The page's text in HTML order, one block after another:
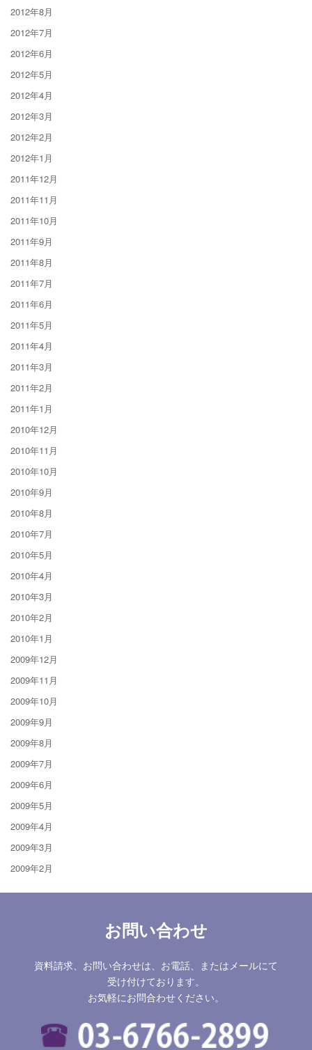
2012年8月
2012年7月
2012年6月
2012年5月
2012年4月
2012年3月
2012年2月
2012年1月
2011年12月
2011年11月
2011年10月
2011年9月
2011年8月
2011年7月
2011年6月
2011年5月
2011年4月
2011年3月
2011年2月
2011年1月
2010年12月
2010年11月
2010年10月
2010年9月
2010年8月
2010年7月
2010年5月
2010年4月
2010年3月
2010年2月
2010年1月
2009年12月
2009年11月
2009年10月
2009年9月
2009年8月
2009年7月
2009年6月
2009年5月
2009年4月
2009年3月
2009年2月
お問い合わせ
資料請求、お問い合わせは、お電話、またはメールにて
受け付けております。
お気軽にお問合わせください。